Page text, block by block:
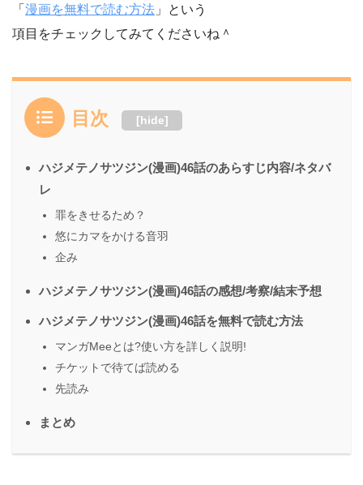
「 漫画を無料で読む方法 」という
項目をチェックしてみてくださいね＾
目次 [hide]
ハジメテノサツジン(漫画)46話のあらすじ内容/ネタバ
レ
罪をきせるため？
悠にカマをかける音羽
企み
ハジメテノサツジン(漫画)46話の感想/考察/結末予想
ハジメテノサツジン(漫画)46話を無料で読む方法
マンガMeeとは?使い方を詳しく説明!
チケットで待てば読める
先読み
まとめ